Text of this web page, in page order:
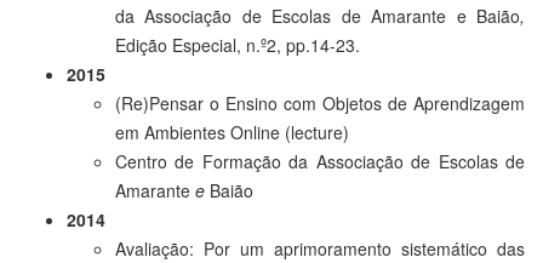
da Associação de Escolas de Amarante e Baião,
Edição Especial, n.º2, pp.14-23.
2015
(Re)Pensar o Ensino com Objetos de Aprendizagem
em Ambientes Online (lecture)
Centro de Formação da Associação de Escolas de
Amarante e Baião
2014
Avaliação: Por um aprimoramento sistemático das